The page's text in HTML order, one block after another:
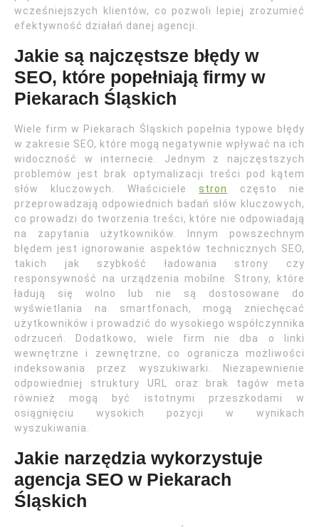
wcześniejszych klientów, co pozwoli lepiej zrozumieć
efektywność działań danej agencji.
Jakie są najczęstsze błędy w
SEO, które popełniają firmy w
Piekarach Śląskich
Wiele firm w Piekarach Śląskich popełnia typowe błędy
w zakresie SEO, które mogą negatywnie wpływać na ich
widoczność w internecie. Jednym z najczęstszych
problemów jest brak optymalizacji treści pod kątem
słów kluczowych. Właścicielestron
często nie
przeprowadzają odpowiednich badań słów kluczowych,
co prowadzi do tworzenia treści, które nie odpowiadają
na zapytania użytkowników. Innym powszechnym
błędem jest ignorowanie aspektów technicznych SEO,
takich jak szybkość ładowania strony czy
responsywność na urządzenia mobilne. Strony, które
ładują się wolno lub nie są dostosowane do
wyświetlania na smartfonach, mogą zniechęcać
użytkowników i prowadzić do wysokiego współczynnika
odrzuceń. Dodatkowo, wiele firm nie dba o linki
wewnętrzne i zewnętrzne, co ogranicza możliwości
indeksowania przez wyszukiwarki. Niezapewnienie
odpowiedniej struktury URL oraz brak tagów meta
również mogą być istotnymi przeszkodami w
osiągnięciu wysokich pozycji w wynikach
wyszukiwania.
Jakie narzędzia wykorzystuje
agencja SEO w Piekarach
Śląskich